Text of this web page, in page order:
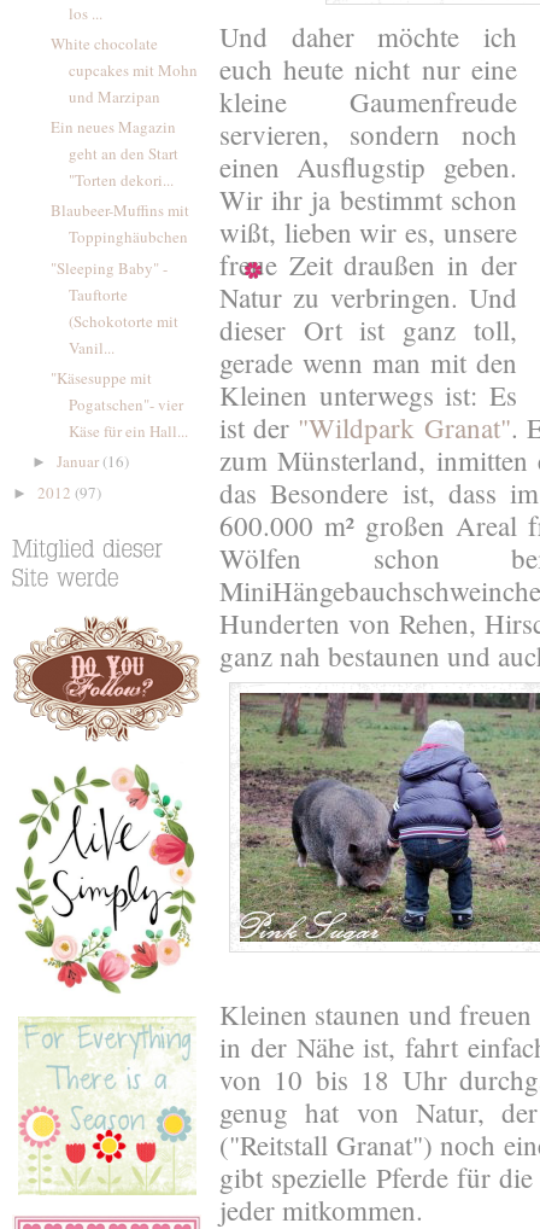
los ...
White chocolate
cupcakes mit Mohn
und Marzipan
Ein neues Magazin
geht an den Start
"Torten dekori...
Blaubeer-Muffins mit
Toppinghäubchen
"Sleeping Baby" -
Tauftorte
(Schokotorte mit
Vanil...
"Käsesuppe mit
Pogatschen"- vier
Käse für ein Hall...
► Januar(16)
► 2012 (97)
Und daher möchte ich
euch heute nicht nur eine
kleine Gaumenfreude
servieren, sondern noch
einen Ausflugstip geben.
Wir ihr ja bestimmt schon
wißt, lieben wir es, unsere
freue Zeit draußen in der
Natur zu verbringen. Und
dieser Ort ist ganz toll,
gerade wenn man mit den
Kleinen unterwegs ist: Es
ist der "Wildpark Granat".
zum Münsterland,
das Besondere ist, dass
600.000 m² großen Areal
Wölfen schon
Hunderten von Rehen,
ganz nah bestaunen und
Kleinen staunen und
in der Nähe ist, fahrt
von 10 bis 18 Uhr
genug hat von Natur,
("Reitstall Granat") noch
gibt spezielle Pferde für
jeder mitkommen.